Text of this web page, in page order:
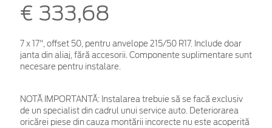
€ 333,68
7 x 17", offset 50, pentru anvelope 215/50 R17. Include doar
janta din aliaj, fără accesorii. Componente suplimentare sunt
necesare pentru instalare.
NOTĂ IMPORTANTĂ: Instalarea trebuie să se facă exclusiv
de un specialist din cadrul unui service auto. Deteriorarea
oricărei piese din cauza montării incorecte nu este acoperită